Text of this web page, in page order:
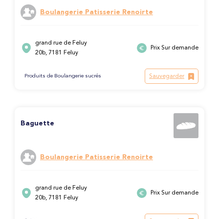
Boulangerie Patisserie Renoirte
grand rue de Feluy
20b, 7181 Feluy
Prix Sur demande
Produits de Boulangerie sucrés Sauvegarder
Baguette
Boulangerie Patisserie Renoirte
grand rue de Feluy
20b, 7181 Feluy
Prix Sur demande